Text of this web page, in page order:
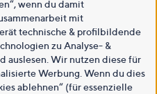
wenn du damit
mit
technische & profilbildende
zu Analyse- &
auslesen. Wir nutzen diese für
Werbung. Wenn du dies
ablehnen“ (für essenzielle